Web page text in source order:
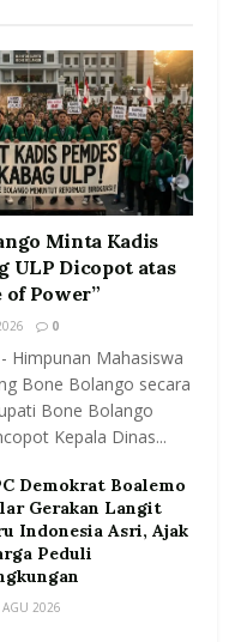
Minta Kadis
ULP Dicopot atas
of Power”
0
- Himpunan Mahasiswa
Bone Bolango secara
Bone Bolango
Kepala Dinas...
Demokrat Boalemo
Gerakan Langit
Indonesia Asri, Ajak
Peduli
2026